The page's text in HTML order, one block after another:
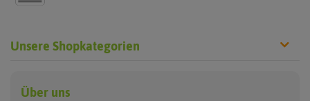
Unsere Shopkategorien
Laborgläser
Über uns